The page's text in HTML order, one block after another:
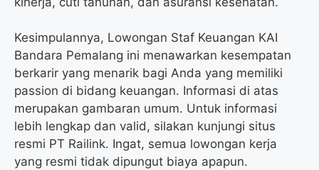
Kesimpulannya, Lowongan Staf Keuangan KAI
Bandara Pemalang ini menawarkan kesempatan
berkarir yang menarik bagi Anda yang memiliki
passion di bidang keuangan. Informasi di atas
merupakan gambaran umum. Untuk informasi
lebih lengkap dan valid, silakan kunjungi situs
resmi PT Railink. Ingat, semua lowongan kerja
yang resmi tidak dipungut biaya apapun.